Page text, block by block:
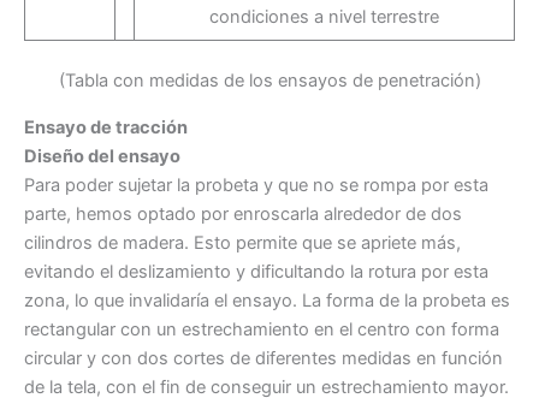
condiciones a nivel terrestre
(Tabla con medidas de los ensayos de penetración)
Ensayo de tracción
Diseño del ensayo
Para poder sujetar la probeta y que no se rompa por esta
parte, hemos optado por enroscarla alrededor de dos
cilindros de madera. Esto permite que se apriete más,
evitando el deslizamiento y dificultando la rotura por esta
zona, lo que invalidaría el ensayo. La forma de la probeta es
rectangular con un estrechamiento en el centro con forma
circular y con dos cortes de diferentes medidas en función
de la tela, con el fin de conseguir un estrechamiento mayor.